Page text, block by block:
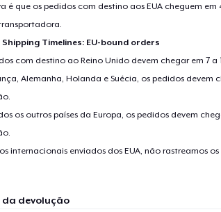
é que os pedidos com destino aos EUA cheguem
Timelines: EU-bound orders
com destino ao Reino Unido devem chegar em 7 a
Alemanha, Holanda e Suécia, os pedidos devem
os outros países da Europa, os pedidos devem
internacionais enviados dos EUA, não rastreamos
da devolução
1artigo